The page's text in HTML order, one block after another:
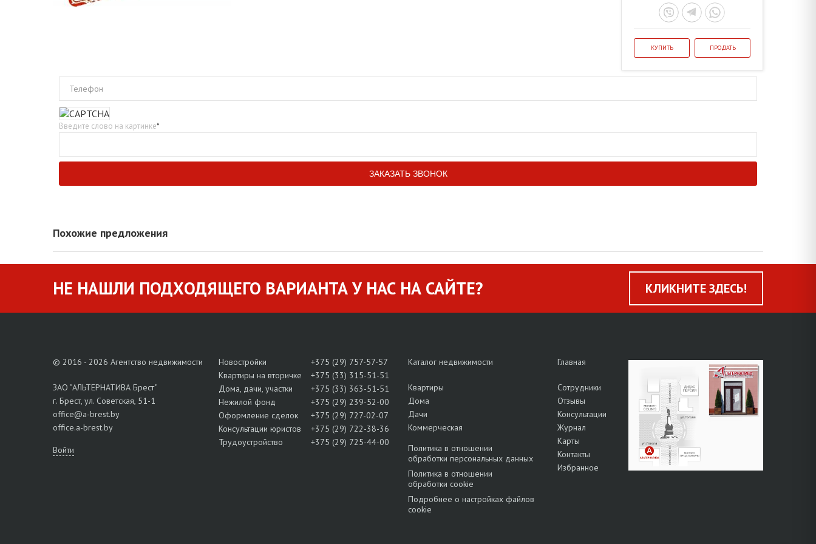
КУПИТЬ ПРОДАТЬ
Телефон
Введите слово на картинке*
Похожие предложения
НЕ НАШЛИ ПОДХОДЯЩЕГО ВАРИАНТА У НАС НА САЙТЕ? КЛИКНИТЕ ЗДЕСЬ!
© 2016 - 2026 Агентство недвижимости
ЗАО "АЛЬТЕРНАТИВА Брест"
г. Брест, ул. Советская, 51-1
office@a-brest.by
office.a-brest.by
Войти
Новостройки
+375 (29) 757-57-57
Квартиры на вторичке
+375 (33) 315-51-51
Дома, дачи, участки
+375 (33) 363-51-51
Нежилой фонд
+375 (29) 239-52-00
Оформление сделок
+375 (29) 727-02-07
Консультации юристов
+375 (29) 722-38-36
Трудоустройство
+375 (29) 725-44-00
Каталог недвижимости
Квартиры
Дома
Дачи
Коммерческая
Политика в отношении
обработки персональных данных
Политика в отношении
обработки cookie
Подробнее о настройках файлов
cookie
Главная
Сотрудники
Отзывы
Консультации
Журнал
Карты
Контакты
Избранное